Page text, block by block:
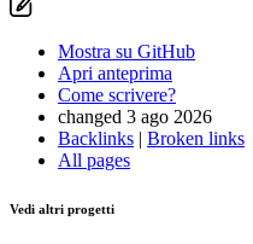
Mostra su GitHub
Apri anteprima
Come scrivere?
changed 3 ago 2026
Backlinks | Broken links
All pages
Vedi altri progetti